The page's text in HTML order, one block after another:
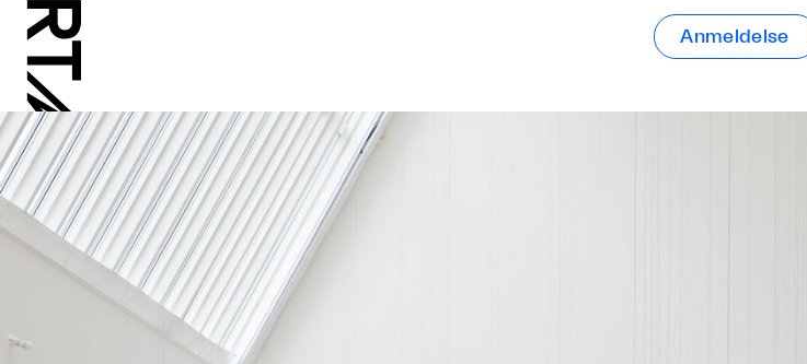
Anmeldelse